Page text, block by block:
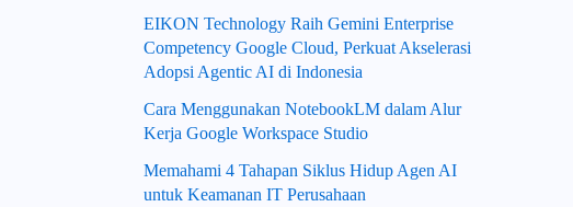
EIKON Technology Raih Gemini Enterprise
Competency Google Cloud, Perkuat Akselerasi
Adopsi Agentic AI di Indonesia
Cara Menggunakan NotebookLM dalam Alur
Kerja Google Workspace Studio
Memahami 4 Tahapan Siklus Hidup Agen AI
untuk Keamanan IT Perusahaan